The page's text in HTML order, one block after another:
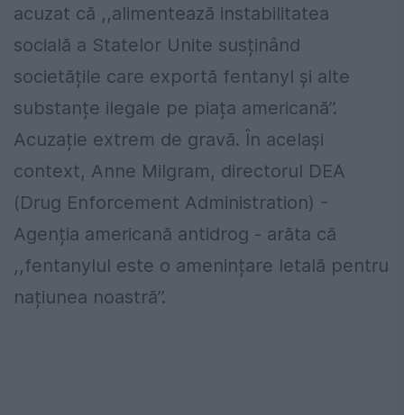
acuzat că ,,alimentează instabilitatea
socială a Statelor Unite susținând
societățile care exportă fentanyl și alte
substanțe ilegale pe piața americană’’.
Acuzație extrem de gravă. În același
context, Anne Milgram, directorul DEA
(Drug Enforcement Administration) -
Agenția americană antidrog - arăta că
,,fentanylul este o amenințare letală pentru
națiunea noastră’’.